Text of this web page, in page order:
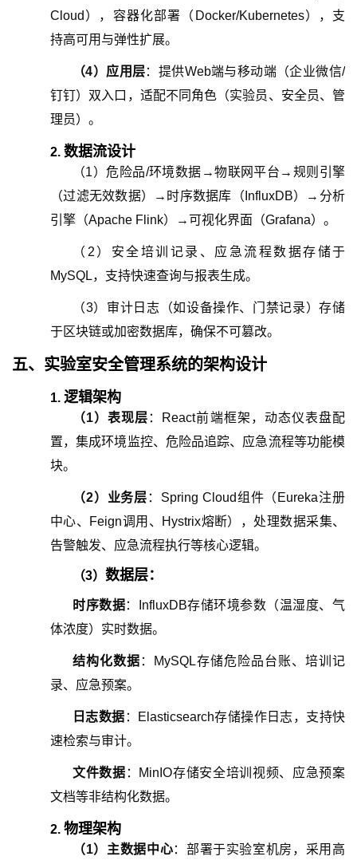
Cloud），容器化部署（Docker/Kubernetes），支
持高可用与弹性扩展。
（4） 应用层：提供Web端与移动端（企业微信/
钉钉）双入口，适配不同角色（实验员、安全员、管
理员）。
2. 数据流设计
（1）危险品/环境数据→物联网平台→规则引擎
（过滤无效数据）→时序数据库（InfluxDB）→分析
引擎（Apache Flink）→可视化界面（Grafana）。
（ 2 ） 安全培训记录、应急流程数据存储于
MySQL，支持快速查询与报表生成。
（3） 审计日志（如设备操作、门禁记录）存储
于区块链或加密数据库，确保不可篡改。
五、 实验室安全管理系统的架构设计
1. 逻辑架构
（1）表现层 ：React前端框架，动态仪表盘配
置，集成环境监控、危险品追踪、应急流程等功能模
块。
（2） 业务层 ：Spring Cloud组件（Eureka注册
中心、Feign调用、Hystrix熔断），处理数据采集、
告警触发、应急流程执行等核心逻辑。
（3） 数据层：
时序数据：InfluxDB存储环境参数（温湿度、气
体浓度）实时数据。
结构化数据 ：MySQL存储危险品台账、培训记
录、应急预案。
日志数据 ：Elasticsearch存储操作日志，支持快
速检索与审计。
文件数据 ：MinIO存储安全培训视频、应急预案
文档等非结构化数据。
2. 物理架构
（1） 主数据中心：部署于实验室机房，采用高